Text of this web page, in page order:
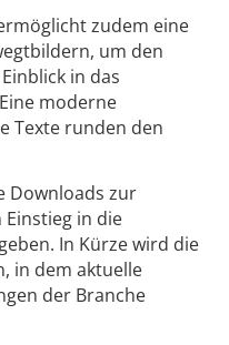
zudem eine
um den
in das
moderne
Texte runden den
Downloads zur
in die
In Kürze wird die
in dem aktuelle
der Branche